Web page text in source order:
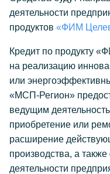
деятельности
продуктов «ФИМ
Кредит по продукту
на реализацию
или
«МСП-Регион»
ведущим
приобретение или
расширение
производства, а
деятельности